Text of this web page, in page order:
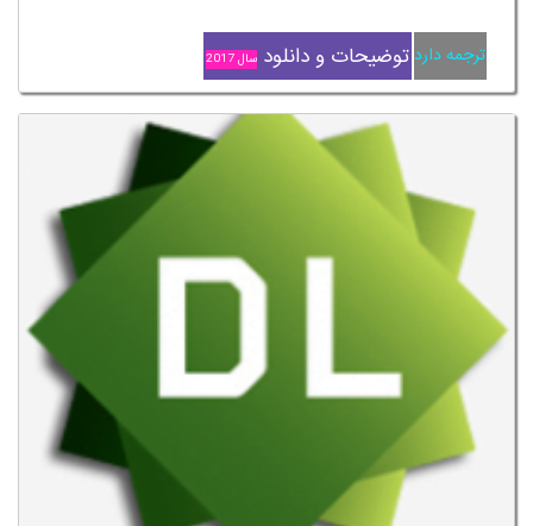
ترجمه دارد توضیحات و دانلود سال 2017